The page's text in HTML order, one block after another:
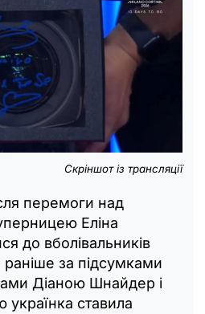
Скріншот із трансляції
перемоги над
Еліна
до вболівальників
за підсумками
Діаною Шнайдер і
ставила